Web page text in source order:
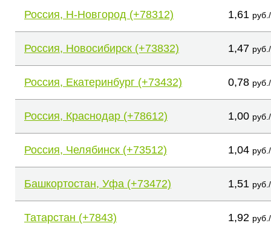
Россия, Н-Новгород (+78312) 1,61
Россия, Новосибирск (+73832) 1,47
Россия, Екатеринбург (+73432) 0,78
Россия, Краснодар (+78612) 1,00
Россия, Челябинск (+73512) 1,04
Башкортостан, Уфа (+73472) 1,51
Татарстан (+7843) 1,92